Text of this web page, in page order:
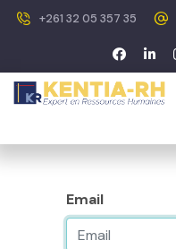
+261 32 05 357 35
Email